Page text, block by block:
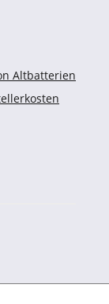
Altbatterien